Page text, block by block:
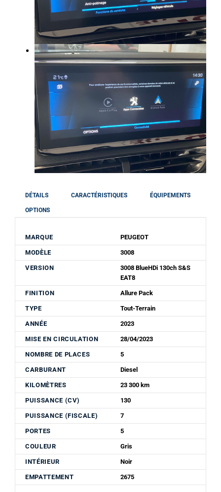
DÉTAILS CARACTÉRISTIQUES ÉQUIPEMENTS
OPTIONS
MARQUE PEUGEOT
MODÈLE 3008
VERSION
3008 BlueHDi 130ch S&S
EAT8
FINITION Allure Pack
TYPE Tout-Terrain
ANNÉE 2023
MISE EN CIRCULATION 28/04/2023
NOMBRE DE PLACES 5
CARBURANT Diesel
KILOMÈTRES 23 300 km
PUISSANCE (CV) 130
PUISSANCE (FISCALE) 7
PORTES 5
COULEUR Gris
INTÉRIEUR Noir
EMPATTEMENT 2675